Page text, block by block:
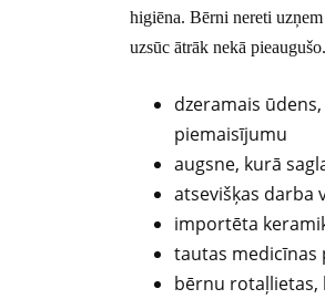
higiēna. Bērni nereti
uzsūc ātrāk nekā pieaugušo.
dzeramais
piemaisījumu
augsne, kurā
atsevišķas darba
importēta
tautas medicīnas
bērnu rotaļlietas,